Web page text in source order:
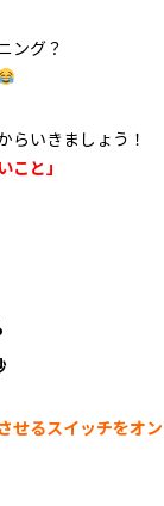
ング？
らいきましょう！
と」
せるスイッチをオン